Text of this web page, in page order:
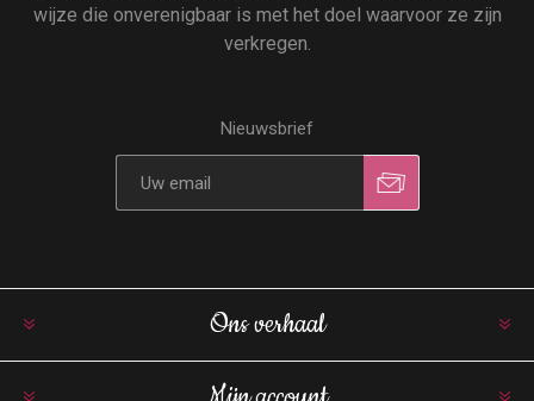
wijze die onverenigbaar is met het doel waarvoor ze zijn
verkregen.
Nieuwsbrief
Ons verhaal